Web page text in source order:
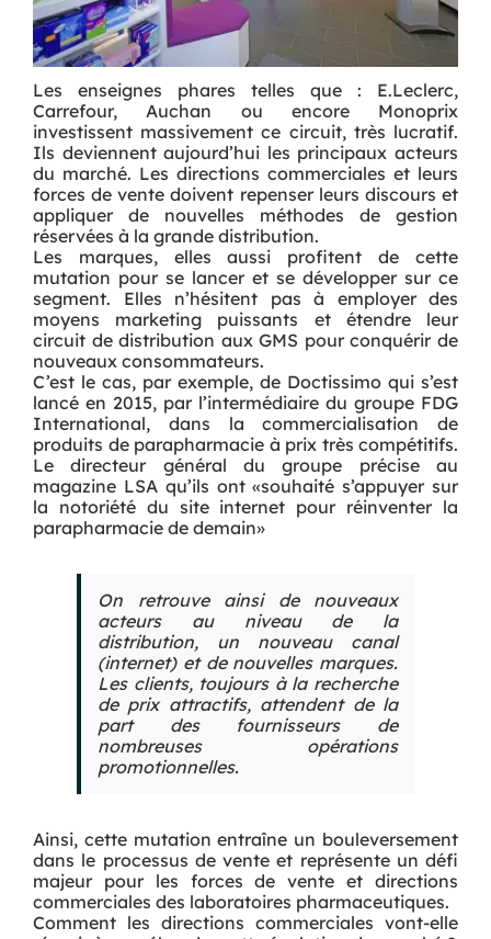
Les enseignes phares telles que : E.Leclerc,
Carrefour, Auchan ou encore Monoprix
investissent massivement ce circuit, très lucratif.
Ils deviennent aujourd’hui les principaux acteurs
du marché. Les directions commerciales et leurs
forces de vente doivent repenser leurs discours et
appliquer de nouvelles méthodes de gestion
réservées à la grande distribution.
Les marques, elles aussi profitent de cette
mutation pour se lancer et se développer sur ce
segment. Elles n’hésitent pas à employer des
moyens marketing puissants et étendre leur
circuit de distribution aux GMS pour conquérir de
nouveaux consommateurs.
C’est le cas, par exemple, de Doctissimo qui s’est
lancé en 2015, par l’intermédiaire du groupe FDG
International, dans la commercialisation de
produits de parapharmacie à prix très compétitifs.
Le directeur général du groupe précise au
magazine LSA qu’ils ont «souhaité s’appuyer sur
la notoriété du site internet pour réinventer la
parapharmacie de demain»
On retrouve ainsi de nouveaux
acteurs au niveau de la
distribution, un nouveau canal
(internet) et de nouvelles marques.
Les clients, toujours à la recherche
de prix attractifs, attendent de la
part des fournisseurs de
nombreuses opérations
promotionnelles.
Ainsi, cette mutation entraîne un bouleversement
dans le processus de vente et représente un défi
majeur pour les forces de vente et directions
commerciales des laboratoires pharmaceutiques.
Comment les directions commerciales vont-elle